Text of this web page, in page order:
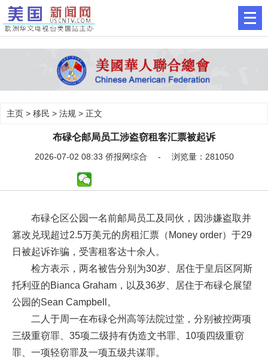
主页 > 移民 > 法规 > 正文
布碌仑邮局员工涉盗窃租客汇票被起诉
2026-07-02 08:33 侨报网综合 - 浏览量：281050
布碌仑区公园一名前邮局员工及同伙，因涉嫌盗取并
篡改兑现超过2.5万美元的房租汇票（Money order）于29
日被起诉诈骗，受害租客达十余人。
检方表示，两名被告分别为30岁、居住于皇后区阿斯
托利亚的Bianca Graham，以及36岁、居住于布碌仑展望
公园的Sean Campbell。
二人于周一在布碌仑州高等法院过堂，分别被控两项
三级重窃罪、35项二级持有伪造文书罪、10项四级重窃
罪、一项轻窃罪及一项五级共谋罪。